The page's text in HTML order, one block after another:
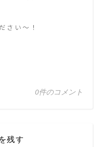
さい～！
0件のコメント
残す